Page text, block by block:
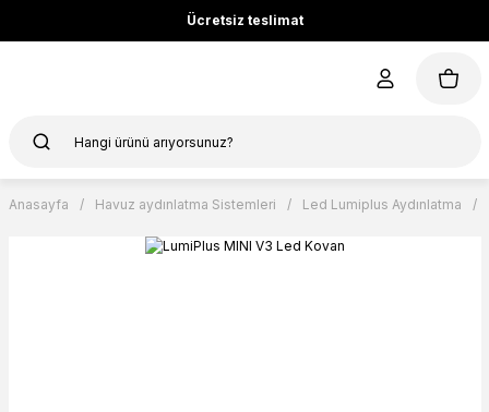
Ücretsiz teslimat
Anasayfa Havuz aydınlatma Sistemleri Led Lumiplus Aydınlatma